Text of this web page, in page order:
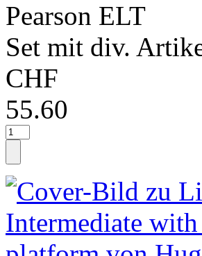
Pearson ELT
Set mit div.
CHF
55.60